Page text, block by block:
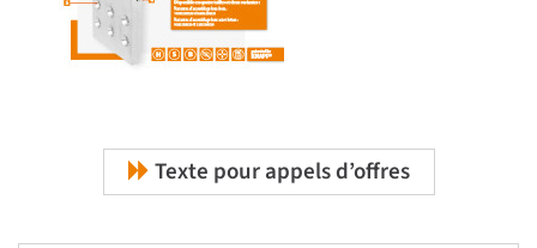
Texte pour appels d’offres